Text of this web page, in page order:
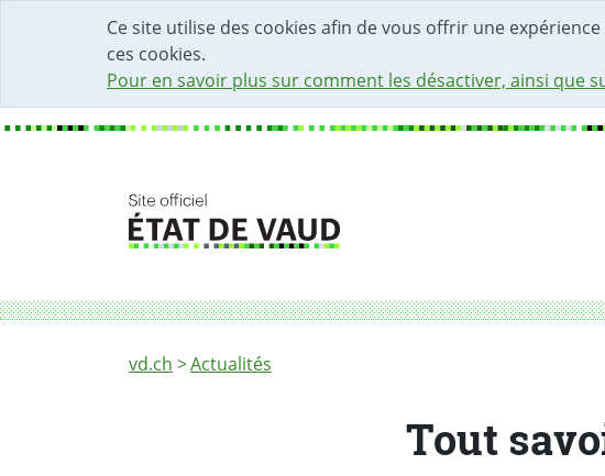
Ce site utilise des cookies afin de vous offrir une
ces cookies.
Pour en savoir plus sur comment les désactiver, ainsi
DÉBUT DU CONTENU DE LA PAGE
ACCÈS AU CHAMP DE RECHERCHE
PAGE D'ACCUEIL
FORMULAIRE DE CONTACT
Fil d'Ariane
vd.ch Actualités
Tout savoir sur les punaises de lit
Tout